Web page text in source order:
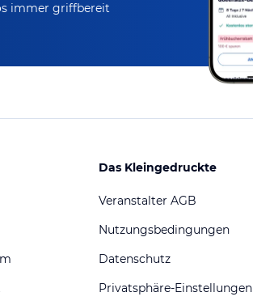
immer griffbereit
Das Kleingedruckte
Veranstalter AGB
Nutzungsbedingungen
Datenschutz
Privatsphäre-Einstellungen